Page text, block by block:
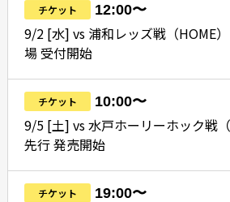
チケット 12:00〜
9/2 [水] vs 浦和レッズ戦（HOME
場 受付開始
チケット 10:00〜
9/5 [土] vs 水戸ホーリーホック戦
先行 発売開始
チケット 19:00〜